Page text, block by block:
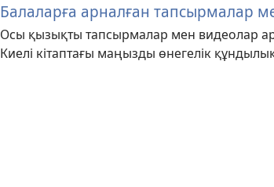
Балаларға арналған тапсырмалар
Осы қызықты тапсырмалар мен видеолар
Киелі кітаптағы маңызды өнегелік